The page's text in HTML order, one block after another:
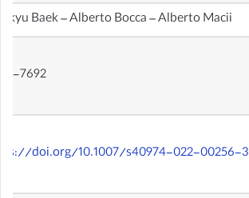
Baek – Alberto Bocca – Alberto Macii
7692
doi.org/10.1007/s40974-022-00256-3